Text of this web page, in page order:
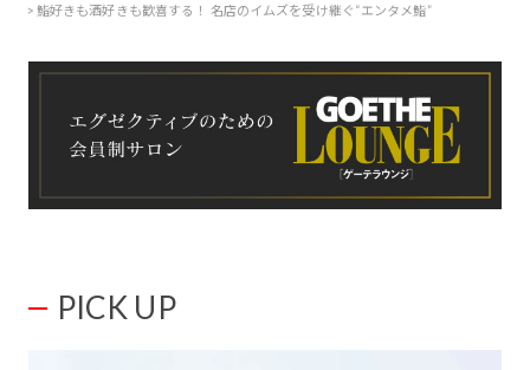
鮨好きも酒好きも歓喜する！ 名店のイムズを受け継ぐ“エンタメ鮨”
PICK UP